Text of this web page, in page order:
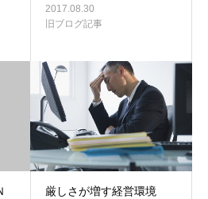
2017.08.30
旧ブログ記事
厳しさが増す経営環境